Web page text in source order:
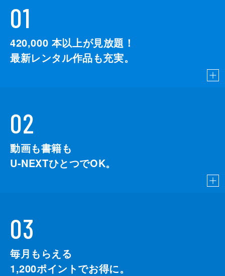
01
420,000 本以上が見放題！
最新レンタル作品も充実。
02
動画も書籍も
U-NEXTひとつでOK。
03
毎月もらえる
1,200ポイントでお得に。